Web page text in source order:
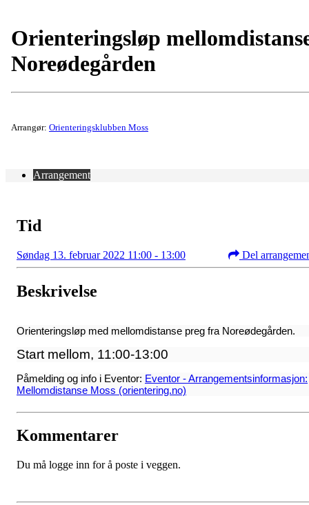
Orienteringsløp
Noreødegården
Arrangør: Orienteringsklubben Moss
Arrangement
Tid
Søndag 13. februar 2022 11:00 - 13:00 Del
Beskrivelse
Orienteringsløp med mellomdistanse preg fra Noreødegården.
Start mellom, 11:00-13:00
Påmelding og info i Eventor: Eventor - Arrangementsinformasjon:
Mellomdistanse Moss (orientering.no)
Kommentarer
Du må logge inn for å poste i veggen.